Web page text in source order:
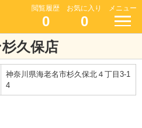
閲覧履歴
0
お気に入り
0
メニュー
久保店
神奈川県海老名市杉久保北４丁目3-1
4